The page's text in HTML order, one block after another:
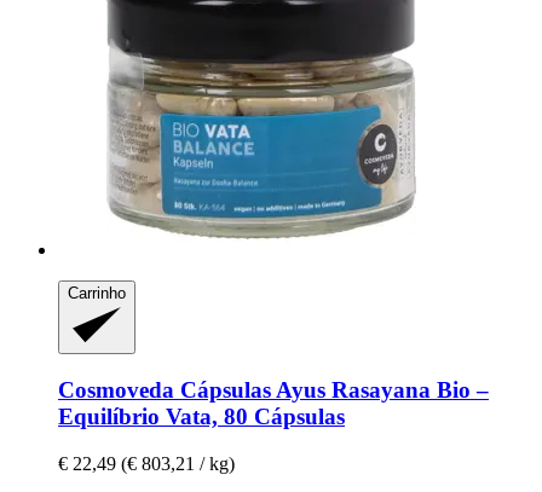
Carrinho
Cosmoveda Cápsulas Ayus Rasayana Bio –
Equilíbrio Vata, 80 Cápsulas
€ 22,49 (€ 803,21 / kg)